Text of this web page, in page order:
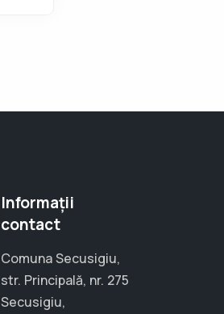
Informații
contact
Comuna Secusigiu,
str. Principală, nr. 275
Secusigiu,